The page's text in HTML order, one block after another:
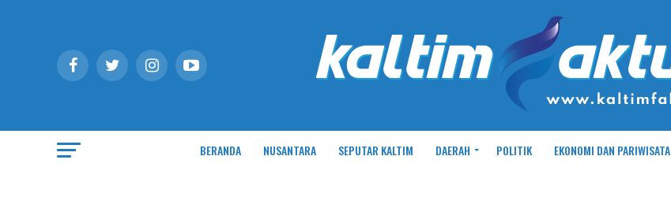
BERANDA NUSANTARA SEPUTAR KALTIM DAERAH POLITIK EKONOMI DAN PARIWISATA